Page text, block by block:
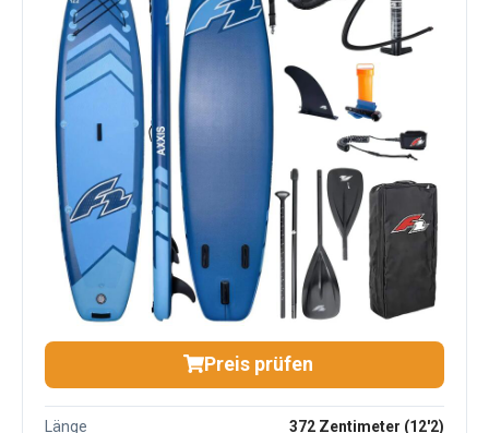
Preis prüfen
Länge 372 Zentimeter (12'2)